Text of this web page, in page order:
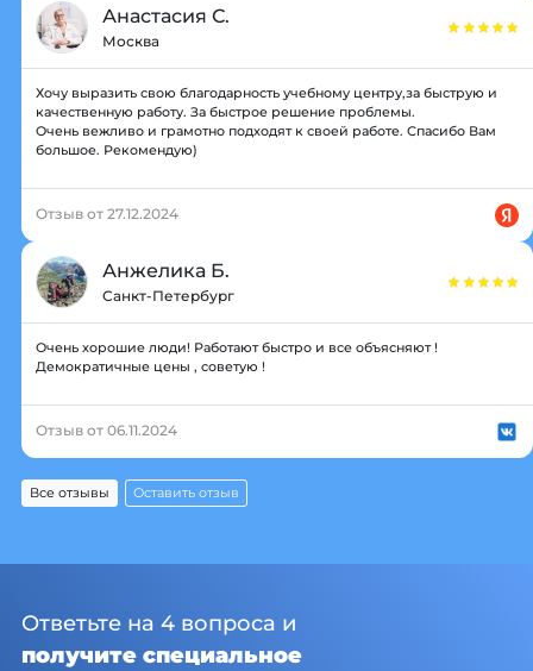
Анастасия С.
Москва
Хочу выразить свою благодарность учебному центру,за быструю и
качественную работу. За быстрое решение проблемы.
Очень вежливо и грамотно подходят к своей работе. Спасибо Вам
большое. Рекомендую)
Отзыв от 27.12.2024
Анжелика Б.
Санкт-Петербург
Очень хорошие люди! Работают быстро и все объясняют !
Демократичные цены , советую !
Отзыв от 06.11.2024
Все отзывы Оставить отзыв
Ответьте на 4 вопроса и
получите специальное